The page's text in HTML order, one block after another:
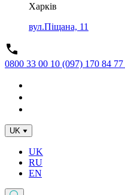
Харків
вул.Піщана, 11
0800 33 00 10 (097) 170 84 77
UK
UK
RU
EN